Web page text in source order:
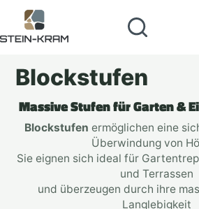
Blockstufen
Massive Stufen für Garten &
Blockstufen ermöglichen eine
Überwindung von
Sie eignen sich ideal für
und Terrassen
und überzeugen durch ihre
Langlebigkeit